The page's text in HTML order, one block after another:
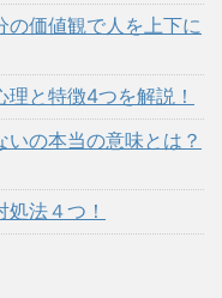
の価値観で人を上下に
と特徴4つを解説！
の本当の意味とは？
法４つ！